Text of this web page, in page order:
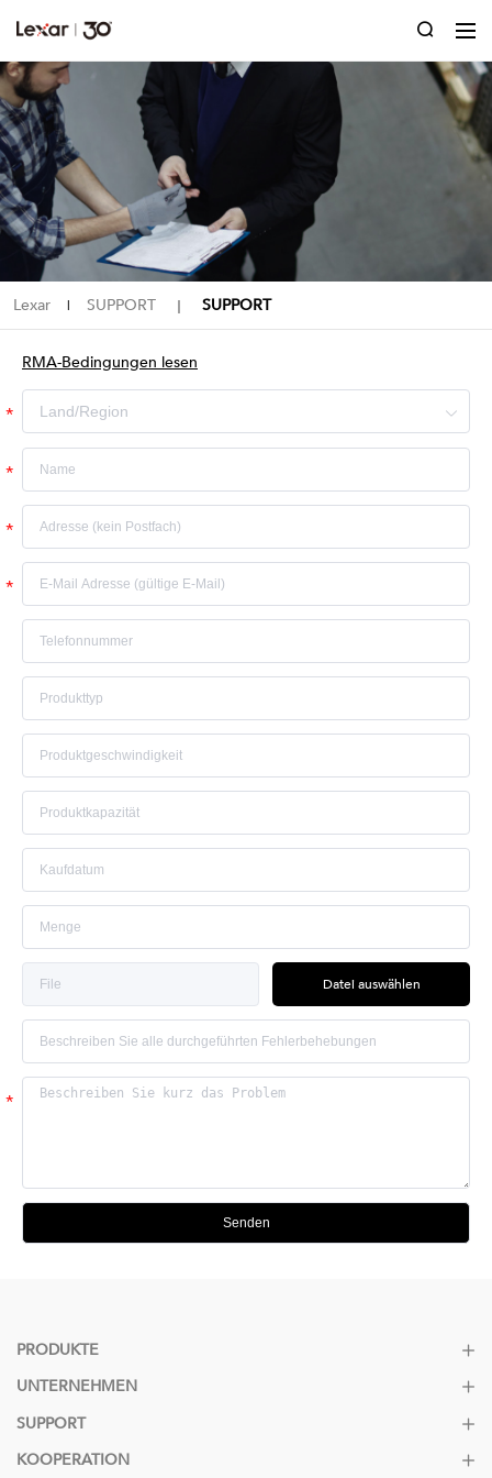
Lexar | SUPPORT ｜ SUPPORT
RMA-Bedingungen lesen
Datei auswählen
Senden
PRODUKTE
UNTERNEHMEN
SUPPORT
KOOPERATION